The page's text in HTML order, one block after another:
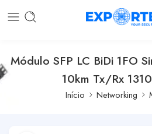
Módulo SFP LC BiDi 1FO
10km Tx/Rx
Início Networking